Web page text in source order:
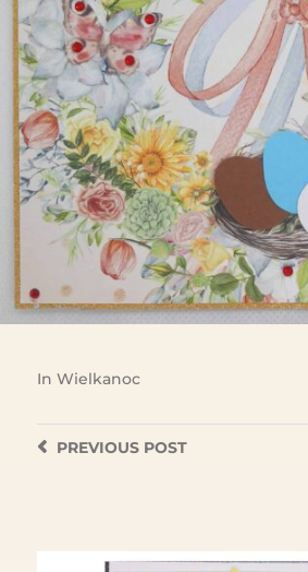
In Wielkanoc
PREVIOUSPOST